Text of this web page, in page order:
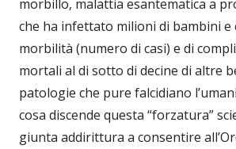
morbillo, malattia esantematica a
che ha infettato milioni di bambini e
morbilità (numero di casi) e di
mortali al di sotto di decine di altre
patologie che pure falcidiano
cosa discende questa “forzatura”
giunta addirittura a consentire